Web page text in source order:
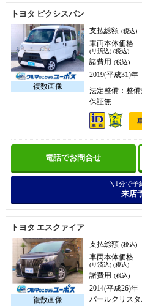
トヨタ ピクシスバン
支払総額 (税込)
車両本体価格
(リ済込) (税込)
諸費用 (税込)
2019(平成31)
法定整備：整
保証無
電話でお問合せ
1分で予
来店
トヨタ エスクァイア
支払総額 (税込)
車両本体価格
(リ済込) (税込)
諸費用 (税込)
2014(平成26)
パールクリス